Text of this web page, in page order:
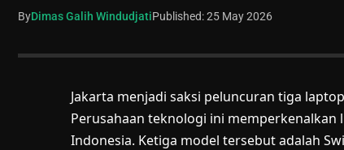
ByDimas Galih WindudjatiPublished: 25 May 2026
Jakarta menjadi saksi peluncuran tiga
Perusahaan teknologi ini
Indonesia. Ketiga model tersebut adalah